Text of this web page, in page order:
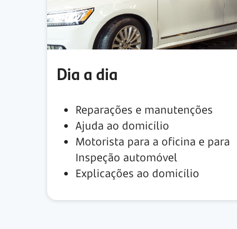
Dia a dia
Reparações e manutenções
Ajuda ao domicílio
Motorista para a oficina e para
Inspeção automóvel
Explicações ao domicílio